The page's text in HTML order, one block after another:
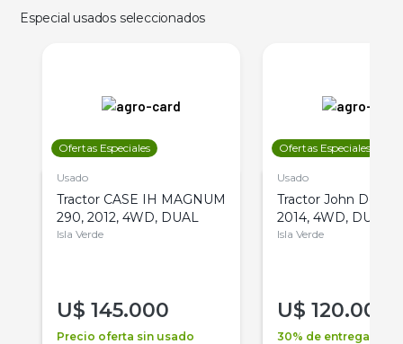
Especial usados seleccionados
Ofertas Especiales
Usado
Tractor CASE IH MAGNUM
290, 2012, 4WD, DUAL
Isla Verde
U$ 145.000
Precio oferta sin usado
Ofertas Especiales
Usado
Tractor John Deere
2014, 4WD, DUAL
Isla Verde
U$ 120.000
30% de entrega +